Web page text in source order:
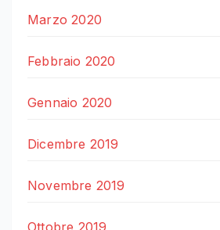
Marzo 2020
Febbraio 2020
Gennaio 2020
Dicembre 2019
Novembre 2019